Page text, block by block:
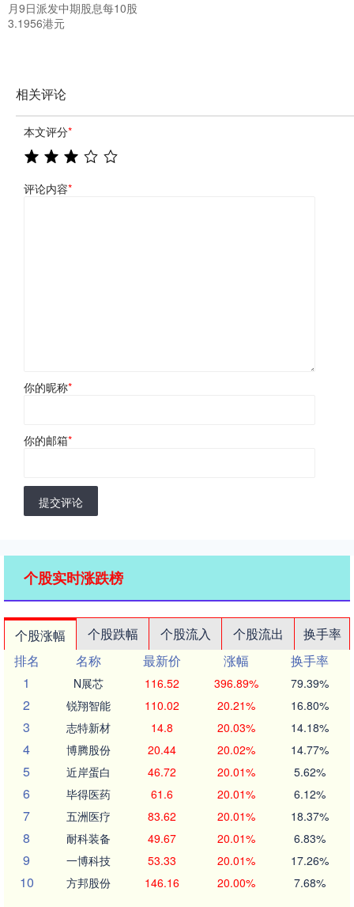
月9日派发中期股息每10股
3.1956港元
相关评论
本文评分*
评论内容*
你的昵称*
你的邮箱*
提交评论
个股实时涨跌榜
个股涨幅 个股跌幅 个股流入 个股流出
换手率
排名
名称 最新价 涨幅
换手率
1
N展芯 116.52 396.89% 79.39%
2 锐翔智能 110.02 20.21% 16.80%
3 志特新材 14.8 20.03% 14.18%
4 博腾股份 20.44 20.02% 14.77%
5 近岸蛋白 46.72 20.01% 5.62%
6 毕得医药 61.6 20.01% 6.12%
7 五洲医疗 83.62 20.01% 18.37%
8 耐科装备 49.67 20.01% 6.83%
9 一博科技 53.33 20.01% 17.26%
10 方邦股份 146.16 20.00% 7.68%